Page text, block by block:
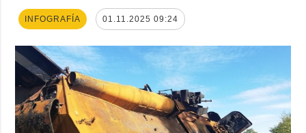
INFOGRAFÍA 01.11.2025 09:24